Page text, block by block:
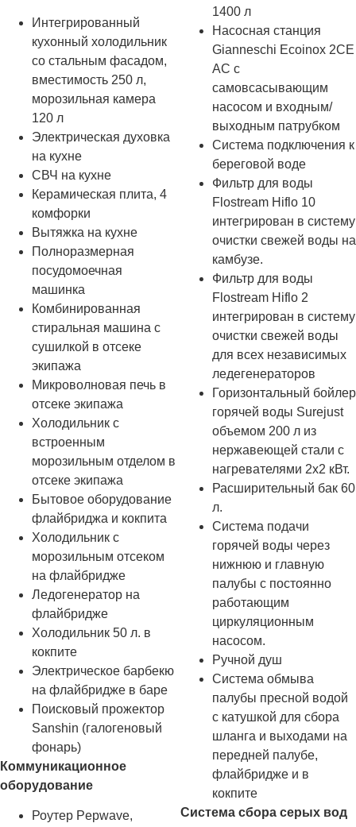
Интегрированный
кухонный холодильник
со стальным фасадом,
вместимость 250 л,
морозильная камера
120 л
Электрическая духовка
на кухне
СВЧ на кухне
Керамическая плита, 4
комфорки
Вытяжка на кухне
Полноразмерная
посудомоечная
машинка
Комбинированная
стиральная машина с
сушилкой в отсеке
экипажа
Микроволновая печь в
отсеке экипажа
Холодильник с
встроенным
морозильным отделом в
отсеке экипажа
Бытовое оборудование
флайбриджа и кокпита
Холодильник с
морозильным отсеком
на флайбридже
Ледогенератор на
флайбридже
Холодильник 50 л. в
кокпите
Электрическое барбекю
на флайбридже в баре
Поисковый прожектор
Sanshin (галогеновый
фонарь)
Коммуникационное
оборудование
Роутер Pepwave,
1400 л
Насосная станция
Gianneschi Ecoinox 2CE
AC с
самовсасывающим
насосом и входным/
выходным патрубком
Система подключения к
береговой воде
Фильтр для воды
Flostream Hiflo 10
интегрирован в систему
очистки свежей воды на
камбузе.
Фильтр для воды
Flostream Hiflo 2
интегрирован в систему
очистки свежей воды
для всех независимых
ледегенераторов
Горизонтальный бойлер
горячей воды Surejust
объемом 200 л из
нержавеющей стали с
нагревателями 2х2 кВт.
Расширительный бак 60
л.
Система подачи
горячей воды через
нижнюю и главную
палубы с постоянно
работающим
циркуляционным
насосом.
Ручной душ
Система обмыва
палубы пресной водой
с катушкой для сбора
шланга и выходами на
передней палубе,
флайбридже и в
кокпите
Система сбора серых вод